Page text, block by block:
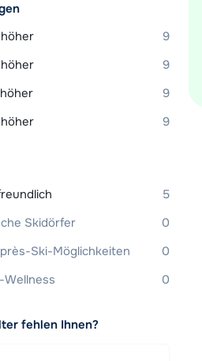
9
9
9
9
5
Skidörfer
0
Ski-Möglichkeiten
0
0
fehlen Ihnen?